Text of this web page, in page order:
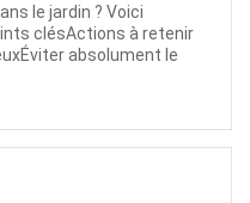
le jardin ? Voici
clésActions à retenir
absolument le